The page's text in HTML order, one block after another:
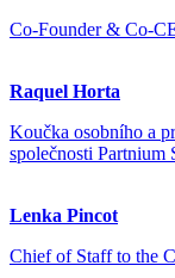
Co-Founder & Co-
Raquel Horta
Koučka osobního a
společnosti Partnium
Lenka Pincot
Chief of Staff to the